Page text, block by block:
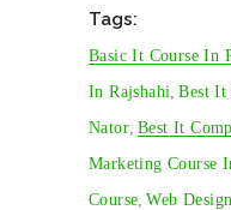
Tags:
Basic It Course In
In Rajshahi Best It
Nator Best It
Marketing Course
Course Web